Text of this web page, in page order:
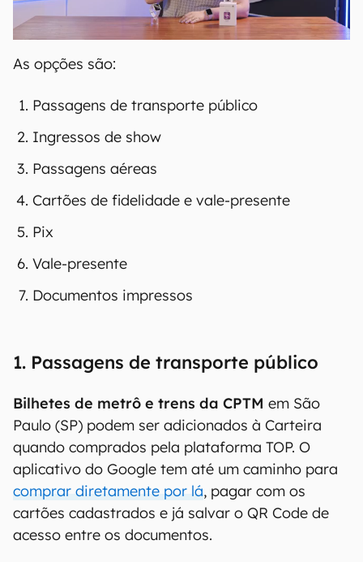
As opções são:
Passagens de transporte público
Ingressos de show
Passagens aéreas
Cartões de fidelidade e vale-presente
Pix
Vale-presente
Documentos impressos
1. Passagens de transporte público
Bilhetes de metrô e trens da CPTM em São
Paulo (SP) podem ser adicionados à Carteira
quando comprados pela plataforma TOP. O
aplicativo do Google tem até um caminho para
comprar diretamente por lá, pagar com os
cartões cadastrados e já salvar o QR Code de
acesso entre os documentos.